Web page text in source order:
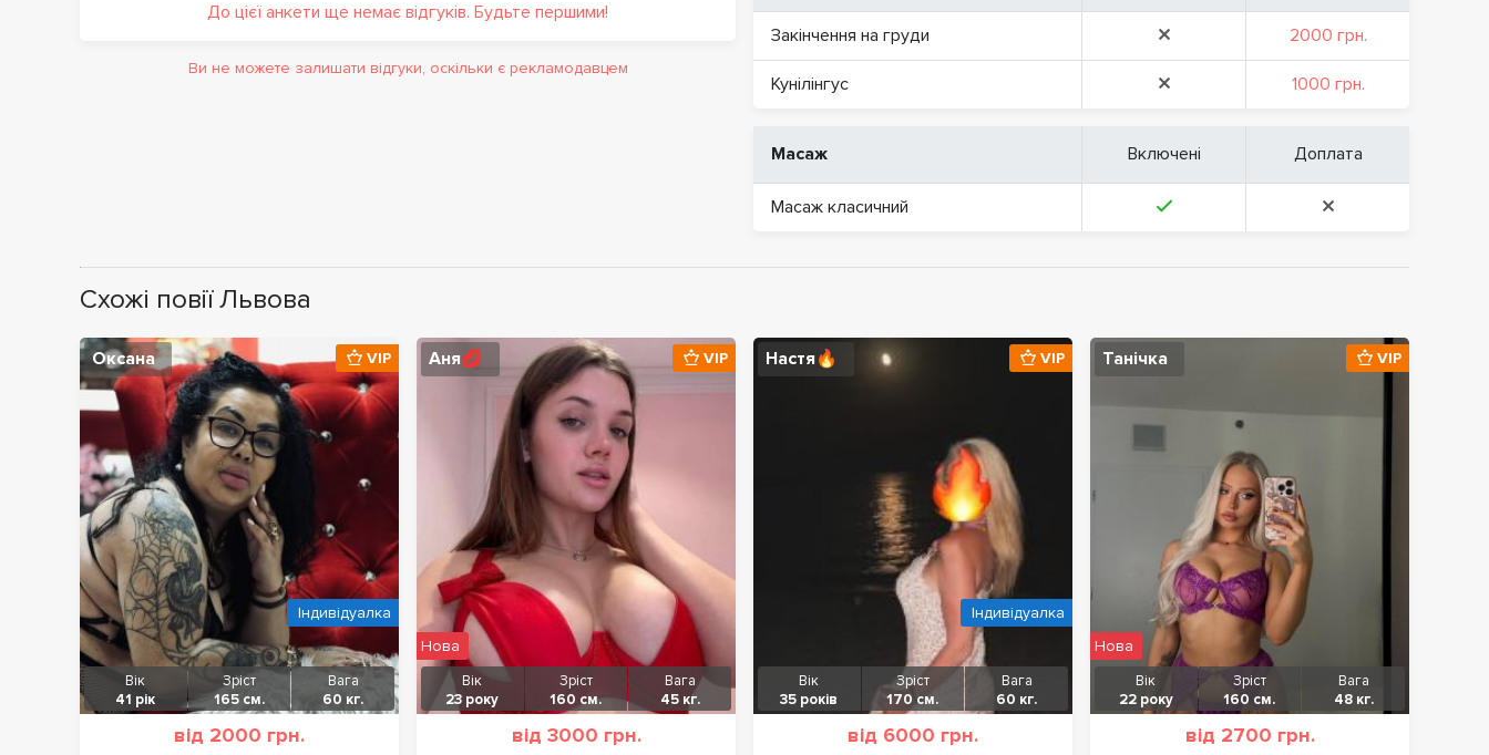
Закінчення на груди 2000 грн.
Кунілінгус 1000 грн.
Масаж Включені Доплата
Масаж класичний
До цієї анкети ще немає відгуків. Будьте першими!
Ви не можете залишати відгуки, оскільки є рекламодавцем
Схожі повії Львова
Оксана
Вік
41 рік
Зріст
165 см.
Вага
60 кг.
від 2000 грн.
VIP
Індивідуалка
Аня💋
Вік
23 року
Зріст
160 см.
Вага
45 кг.
від 3000 грн.
VIP
Нова
Настя🔥
Вік
35 років
Зріст
170 см.
Вага
60 кг.
від 6000 грн.
VIP
Індивідуалка
Танічка
Вік
22 року
Зріст
160 см.
Вага
48 кг.
від 2700 грн.
VIP
Нова